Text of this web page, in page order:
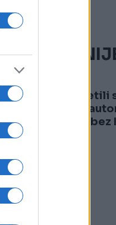
1
Primijetili
točak
vozila bez